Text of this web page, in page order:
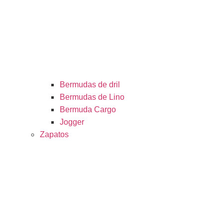
Bermudas de dril
Bermudas de Lino
Bermuda Cargo
Jogger
Zapatos